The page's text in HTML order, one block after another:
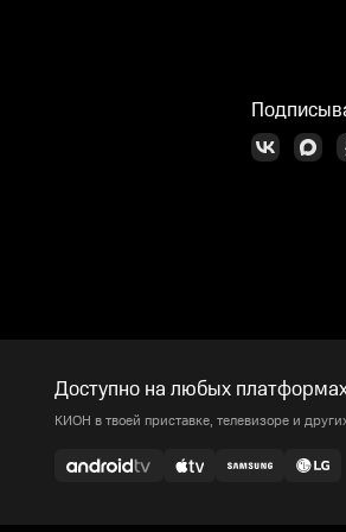
Доступно на любых
КИОН в твоей приставке, телевизоре и